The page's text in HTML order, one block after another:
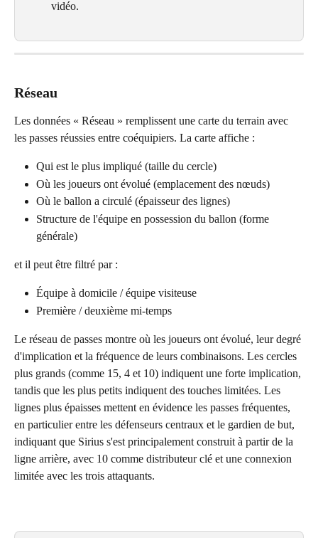
vidéo.
Réseau
Les données « Réseau » remplissent une carte du terrain avec
les passes réussies entre coéquipiers. La carte affiche :
Qui est le plus impliqué (taille du cercle)
Où les joueurs ont évolué (emplacement des nœuds)
Où le ballon a circulé (épaisseur des lignes)
Structure de l'équipe en possession du ballon (forme
générale)
et il peut être filtré par :
Équipe à domicile / équipe visiteuse
Première / deuxième mi-temps
Le réseau de passes montre où les joueurs ont évolué, leur degré
d'implication et la fréquence de leurs combinaisons. Les cercles
plus grands (comme 15, 4 et 10) indiquent une forte implication,
tandis que les plus petits indiquent des touches limitées. Les
lignes plus épaisses mettent en évidence les passes fréquentes,
en particulier entre les défenseurs centraux et le gardien de but,
indiquant que Sirius s'est principalement construit à partir de la
ligne arrière, avec 10 comme distributeur clé et une connexion
limitée avec les trois attaquants.